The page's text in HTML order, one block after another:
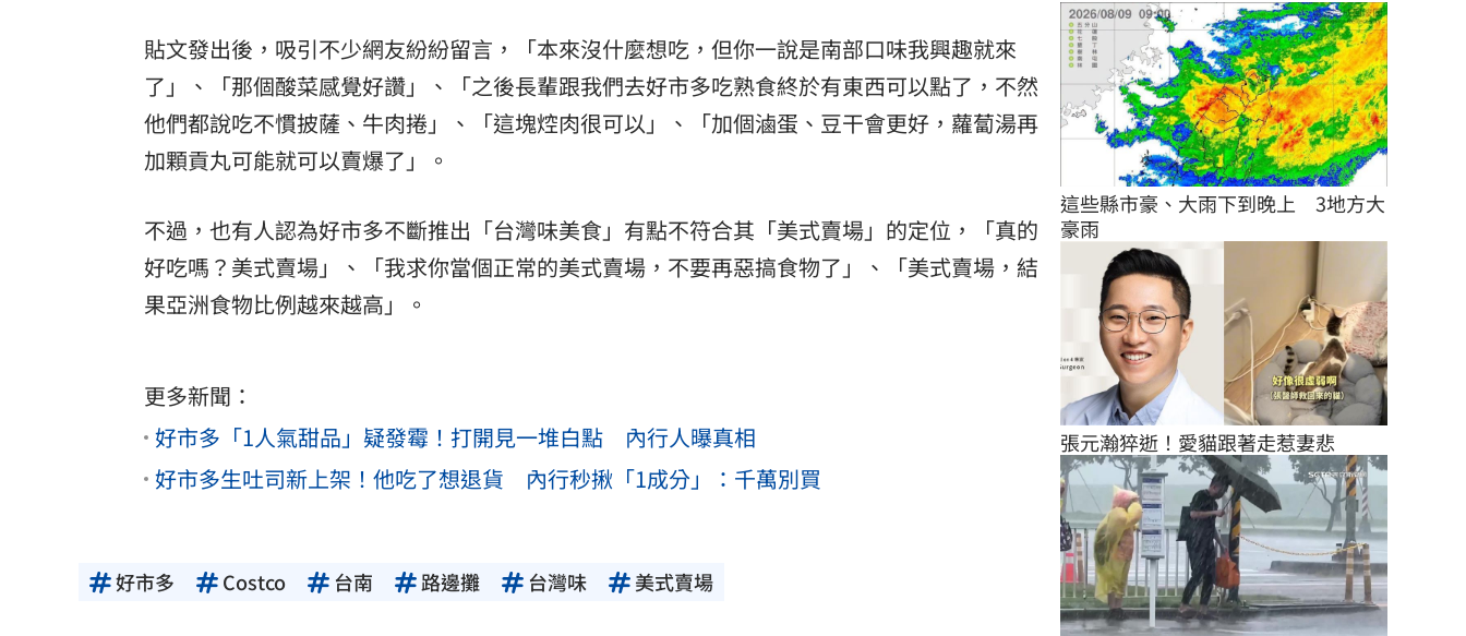
貼文發出後，吸引不少網友紛紛留言，「本來沒什麼想吃，但你一說是南部口味我興趣就來
了」、「那個酸菜感覺好讚」、「之後長輩跟我們去好市多吃熟食終於有東西可以點了，不然
他們都說吃不慣披薩、牛肉捲」、「這塊焢肉很可以」、「加個滷蛋、豆干會更好，蘿蔔湯再
加顆貢丸可能就可以賣爆了」。
不過，也有人認為好市多不斷推出「台灣味美食」有點不符合其「美式賣場」的定位，「真的
好吃嗎？美式賣場」、「我求你當個正常的美式賣場，不要再惡搞食物了」、「美式賣場，結
果亞洲食物比例越來越高」。
更多新聞：
好市多「1人氣甜品」疑發霉！打開見一堆白點 內行人曝真相
好市多生吐司新上架！他吃了想退貨 內行秒揪「1成分」：千萬別買
好市多 Costco 台南 路邊攤 台灣味 美式賣場
這些縣市豪、大雨下到晚上　3地方大
豪雨
張元瀚猝逝！愛貓跟著走惹妻悲